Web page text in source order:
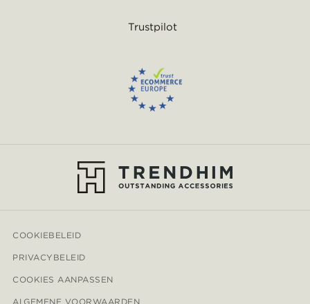
Trustpilot
COOKIEBELEID
PRIVACYBELEID
COOKIES AANPASSEN
ALGEMENE VOORWAARDEN